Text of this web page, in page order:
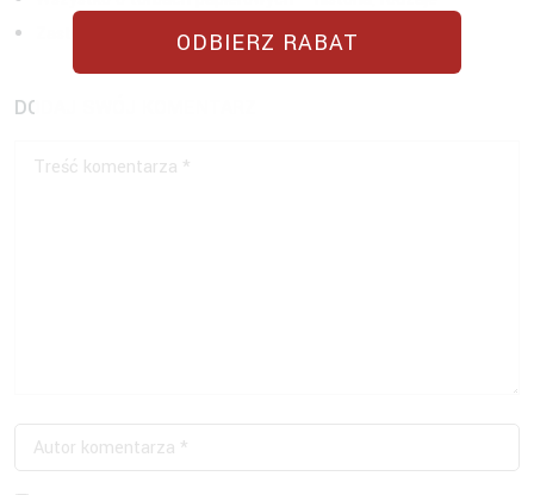
Zastosowania folii bąbelkowych, o których nie wiesz!
DODAJ SWÓJ KOMENTARZ
ODBIERZ RABAT